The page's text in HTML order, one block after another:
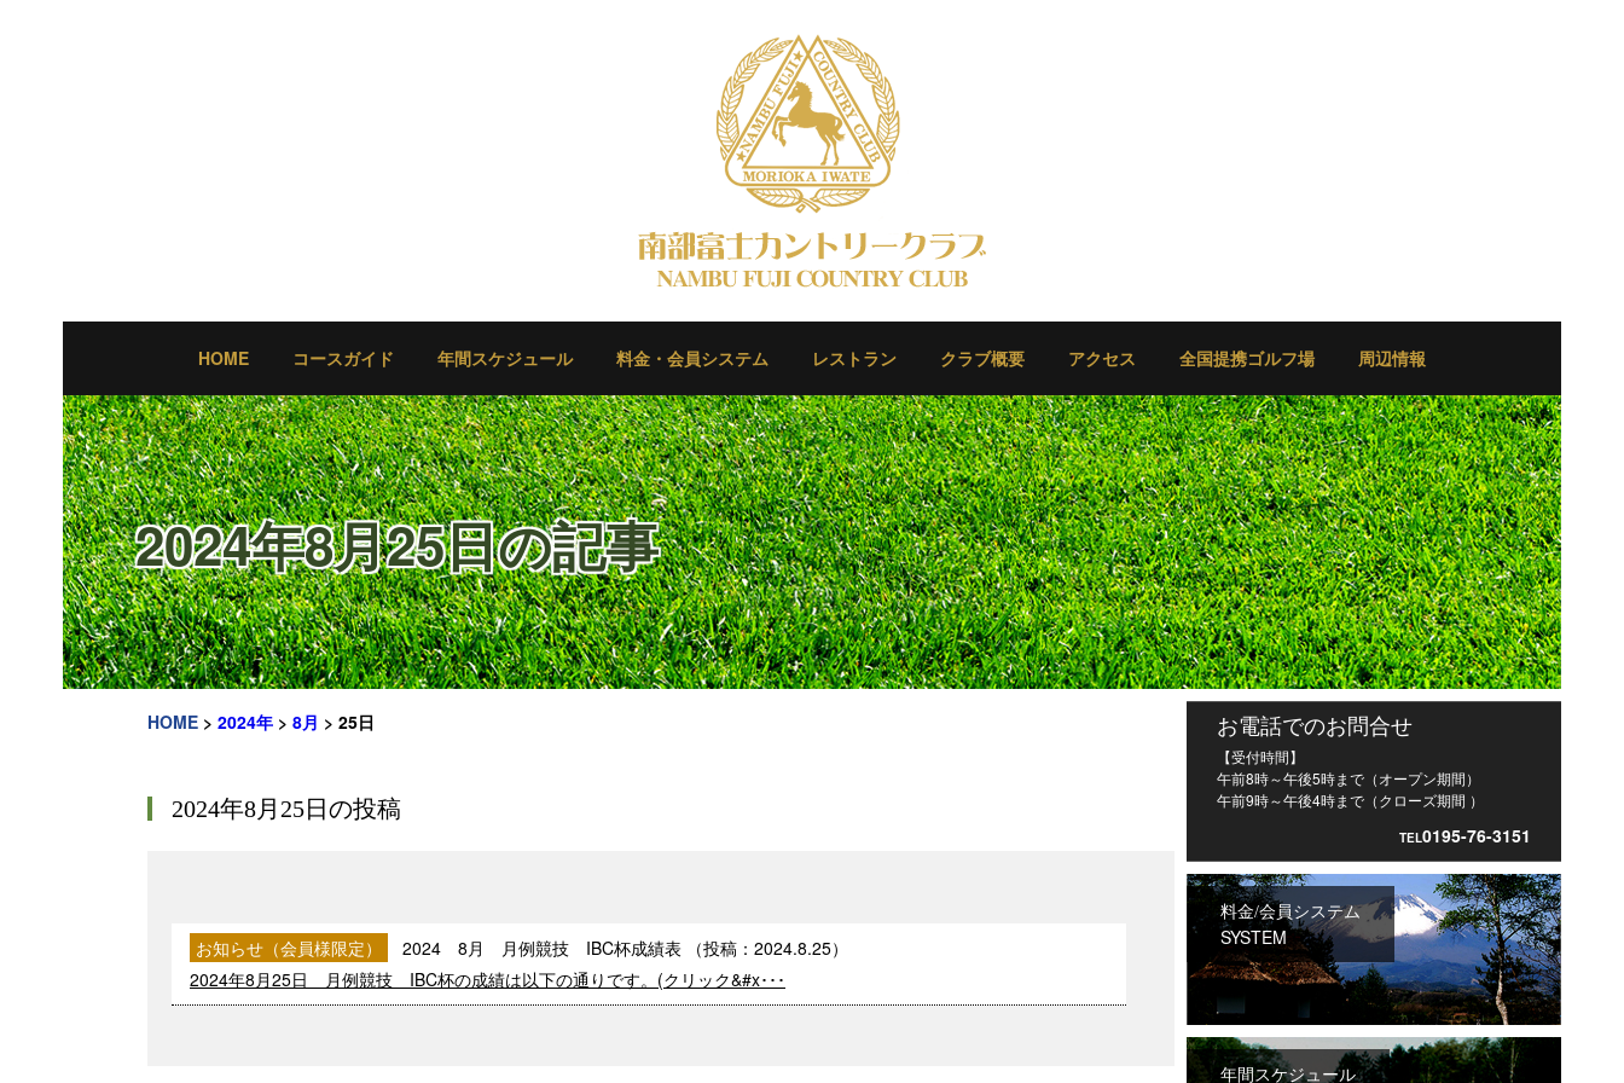
HOME コースガイド 年間スケジュール 料金・会員システム レストラン クラブ概要 アクセス 全国提携ゴルフ場 周辺情報
2024年8月25日の記事
HOME > 2024年 > 8月 > 25日
2024年8月25日の投稿
お知らせ（会員様限定） 2024 8月 月例競技 IBC杯成績表 （投稿： 2024.8.25）
2024年8月25日 月例競技 IBC杯の成績は以下の通りです。(クリック&#x･･･
お電話でのお問合せ
【受付時間】
午前8時～午後5時まで（オープン期間）
午前9時～午後4時まで（クローズ期間 ）
TEL0195-76-3151
料金/会員システム
SYSTEM
年間スケジュール